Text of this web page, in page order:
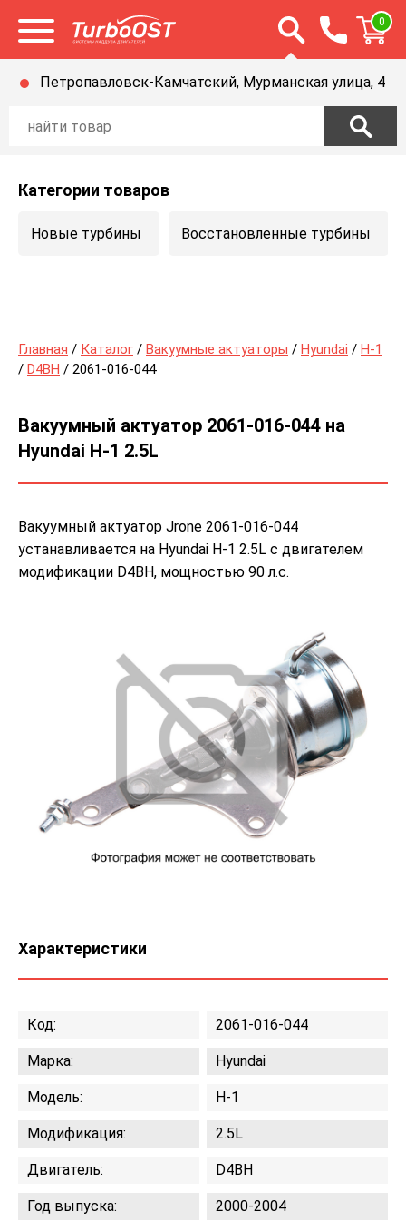
Открыть меню Открыть строку
0
Петропавловск-Камчатский, Мурманская улица, 4
Категории товаров
Новые турбины Восстановленные турбины
Главная / Каталог / Вакуумные актуаторы / Hyundai / H-1
/ D4BH / 2061-016-044
Вакуумный актуатор 2061-016-044 на
Hyundai H-1 2.5L
Вакуумный актуатор Jrone 2061-016-044
устанавливается на Hyundai H-1 2.5L с двигателем
модификации D4BH, мощностью 90 л.с.
Характеристики
Код: 2061-016-044
Марка: Hyundai
Модель: H-1
Модификация: 2.5L
Двигатель: D4BH
Год выпуска: 2000-2004